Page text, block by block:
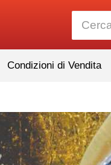
Condizioni di Vendita